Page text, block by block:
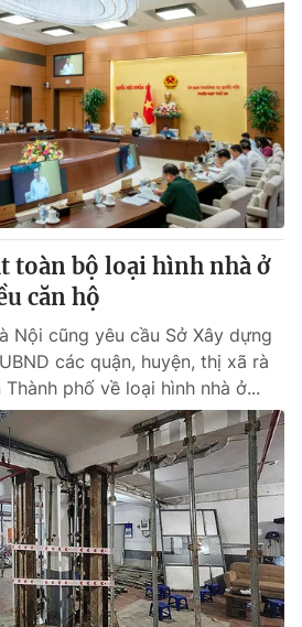
hình thức nếu không có sự chấp
nguồn VTV.vn khi phát hành lại
toàn bộ loại hình nhà ở
căn hộ
Nội cũng yêu cầu Sở Xây dựng
các quận, huyện, thị xã rà
phố về loại hình nhà ở...